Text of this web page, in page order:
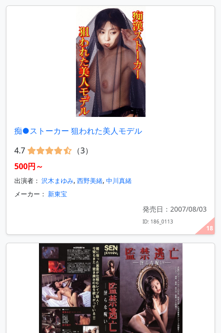
18
痴●ストーカー 狙われた美人モデル
4.7
（3）
500円～
出演者： 沢木まゆみ, 西野美緒, 中川真緒
メーカー： 新東宝
発売日：2007/08/03
ID: 186_0113